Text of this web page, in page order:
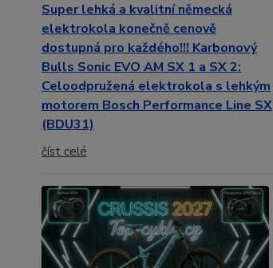
Super lehká a kvalitní německá
elektrokola konečně cenově
dostupná pro každého!!! Karbonový
Bulls Sonic EVO AM SX 1 a SX 2:
Celoodpružená elektrokola s lehkým
motorem Bosch Performance Line SX
(BDU31)
číst celé